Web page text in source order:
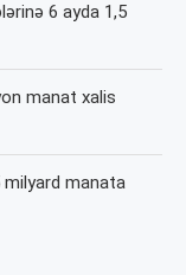
6 ayda 1,5
manat xalis
milyard manata